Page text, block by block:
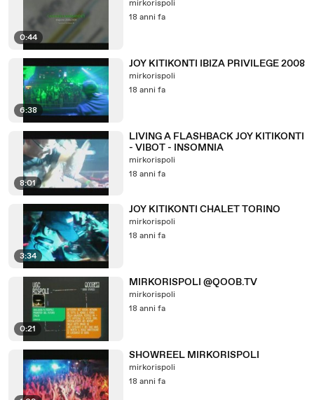
0:44
mirkorispoli
18 anni fa
6:38
JOY KITIKONTI IBIZA PRIVILEGE 2008
mirkorispoli
18 anni fa
8:01
LIVING A FLASHBACK JOY KITIKONTI
- VIBOT - INSOMNIA
mirkorispoli
18 anni fa
3:34
JOY KITIKONTI CHALET TORINO
mirkorispoli
18 anni fa
0:21
MIRKORISPOLI @QOOB.TV
mirkorispoli
18 anni fa
SHOWREEL MIRKORISPOLI
mirkorispoli
18 anni fa